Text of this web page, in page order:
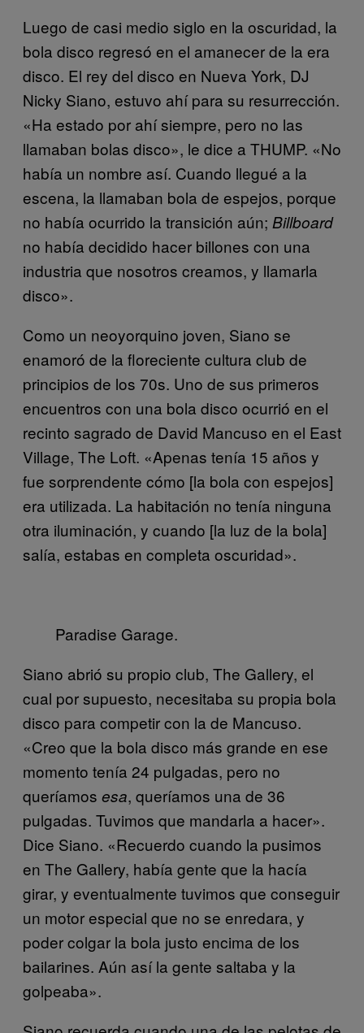
Luego de casi medio siglo en la oscuridad, la
bola disco regresó en el amanecer de la era
disco. El rey del disco en Nueva York, DJ
Nicky Siano, estuvo ahí para su resurrección.
«Ha estado por ahí siempre, pero no las
llamaban bolas disco», le dice a THUMP. «No
había un nombre así. Cuando llegué a la
escena, la llamaban bola de espejos, porque
no había ocurrido la transición aún; Billboard
no había decidido hacer billones con una
industria que nosotros creamos, y llamarla
disco».
Como un neoyorquino joven, Siano se
enamoró de la floreciente cultura club de
principios de los 70s. Uno de sus primeros
encuentros con una bola disco ocurrió en el
recinto sagrado de David Mancuso en el East
Village, The Loft. «Apenas tenía 15 años y
fue sorprendente cómo [la bola con espejos]
era utilizada. La habitación no tenía ninguna
otra iluminación, y cuando [la luz de la bola]
salía, estabas en completa oscuridad».
Paradise Garage.
Siano abrió su propio club, The Gallery, el
cual por supuesto, necesitaba su propia bola
disco para competir con la de Mancuso.
«Creo que la bola disco más grande en ese
momento tenía 24 pulgadas, pero no
queríamos esa, queríamos una de 36
pulgadas. Tuvimos que mandarla a hacer».
Dice Siano. «Recuerdo cuando la pusimos
en The Gallery, había gente que la hacía
girar, y eventualmente tuvimos que conseguir
un motor especial que no se enredara, y
poder colgar la bola justo encima de los
bailarines. Aún así la gente saltaba y la
golpeaba».